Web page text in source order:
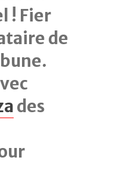
! Fier
de
des